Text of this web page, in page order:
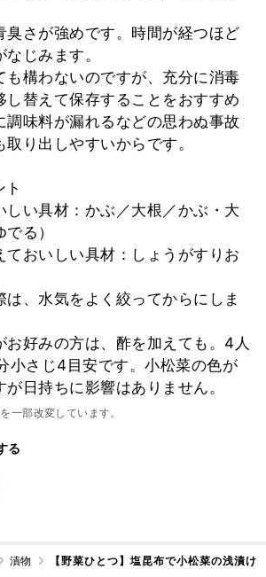
臭さが強めです。時間が経つほど
じみます。
も構わないのですが、充分に消毒
し替えて保存することをおすすめ
調味料が漏れるなどの思わぬ事故
り出しやすいからです。
しい具材：かぶ／大根／かぶ・大
る）
ておいしい具材：しょうがすりお
は、水気をよく絞ってからにしま
お好みの方は、酢を加えても。4人
小さじ4目安です。小松菜の色が
日持ちに影響はありません。
一部改変しています。
る
漬物 【野菜ひとつ】塩昆布で小松菜の浅漬け